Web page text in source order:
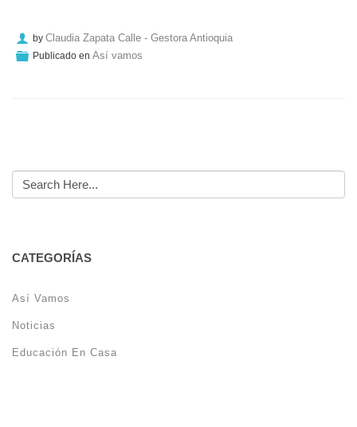
by Claudia Zapata Calle - Gestora Antioquia
Publicado en Así vamos
CATEGORÍAS
Así Vamos
Noticias
Educación En Casa